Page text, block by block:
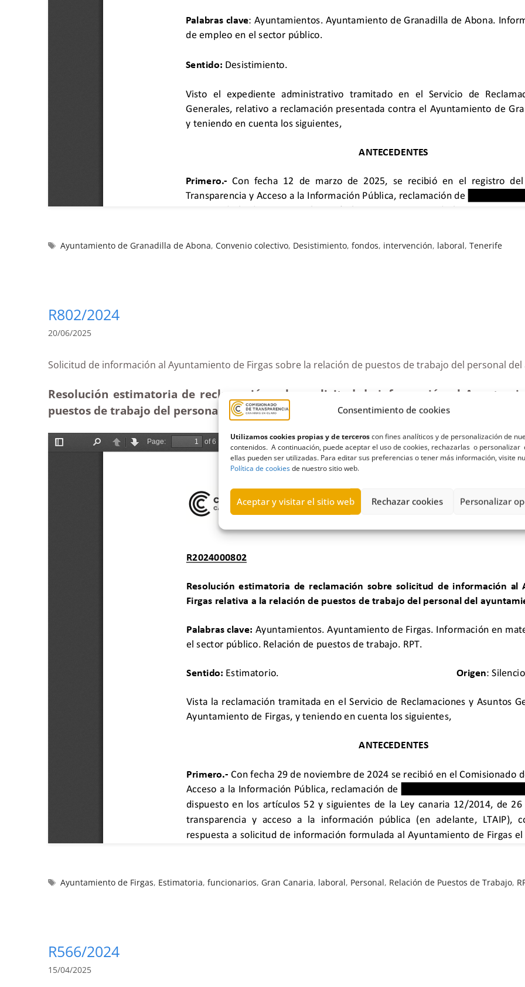
Consentimiento de cookies
Utilizamos cookies propias y de terceroscon fines analíticos y de personalización de
contenidos. A continuación, puede aceptar el uso de cookies, rechazarlas o personalizar
ellas pueden ser utilizadas. Para editar sus preferencias o tener más información, visite
Política de cookiesde nuestro sitio web.
Aceptar y visitar el sitio web Rechazar cookies Personalizar
Ayuntamiento de Granadilla de Abona,Convenio colectivo, Desistimiento,fondos, intervención, laboral,Tenerife
R802/2024
20/06/2025
Solicitud de información al Ayuntamiento de Firgas sobre la relación de puestos de trabajo del
Resolución estimatoria de reclamación sobre solicitud de información al
puestos de trabajo del personal del ayuntamiento (27-03-2024)
Ayuntamiento de Firgas, Estimatoria,funcionarios, Gran Canaria, laboral, Personal, Relación de Puestos de Trabajo,
R566/2024
15/04/2025